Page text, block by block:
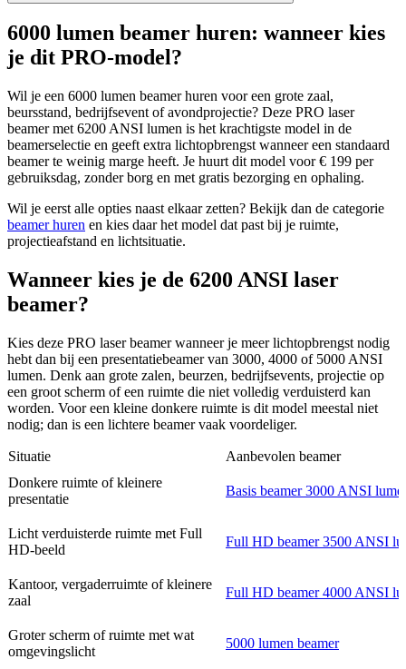
6000 lumen beamer huren: wanneer kies
je dit PRO-model?
Wil je een 6000 lumen beamer huren voor een grote zaal,
beursstand, bedrijfsevent of avondprojectie? Deze PRO laser
beamer met 6200 ANSI lumen is het krachtigste model in de
beamerselectie en geeft extra lichtopbrengst wanneer een standaard
beamer te weinig marge heeft. Je huurt dit model voor € 199 per
gebruiksdag, zonder borg en met gratis bezorging en ophaling.
Wil je eerst alle opties naast elkaar zetten? Bekijk dan de categorie
beamer huren en kies daar het model dat past bij je ruimte,
projectieafstand en lichtsituatie.
Wanneer kies je de 6200 ANSI laser
beamer?
Kies deze PRO laser beamer wanneer je meer lichtopbrengst nodig
hebt dan bij een presentatiebeamer van 3000, 4000 of 5000 ANSI
lumen. Denk aan grote zalen, beurzen, bedrijfsevents, projectie op
een groot scherm of een ruimte die niet volledig verduisterd kan
worden. Voor een kleine donkere ruimte is dit model meestal niet
nodig; dan is een lichtere beamer vaak voordeliger.
Situatie
Aanbevolen beamer
Donkere ruimte of kleinere
presentatie
Basis beamer 3000 ANSI
Licht verduisterde ruimte met Full
HD-beeld
Full HD beamer 3500 ANSI
Kantoor, vergaderruimte of kleinere
zaal
Full HD beamer 4000 ANSI
Groter scherm of ruimte met wat
omgevingslicht
5000 lumen beamer